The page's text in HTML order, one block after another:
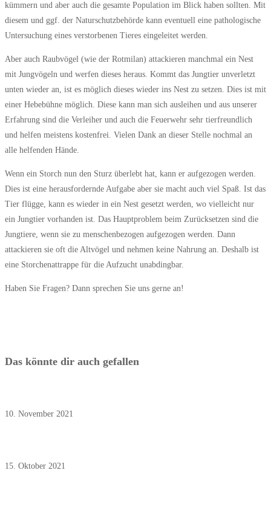
kümmern und aber auch die gesamte Population im Blick haben sollten. Mit
diesem und ggf. der Naturschutzbehörde kann eventuell eine pathologische
Untersuchung eines verstorbenen Tieres eingeleitet werden.
Aber auch Raubvögel (wie der Rotmilan) attackieren manchmal ein Nest
mit Jungvögeln und werfen dieses heraus. Kommt das Jungtier unverletzt
unten wieder an, ist es möglich dieses wieder ins Nest zu setzen. Dies ist mit
einer Hebebühne möglich. Diese kann man sich ausleihen und aus unserer
Erfahrung sind die Verleiher und auch die Feuerwehr sehr tierfreundlich
und helfen meistens kostenfrei. Vielen Dank an dieser Stelle nochmal an
alle helfenden Hände.
Wenn ein Storch nun den Sturz überlebt hat, kann er aufgezogen werden.
Dies ist eine herausfordernde Aufgabe aber sie macht auch viel Spaß. Ist das
Tier flügge, kann es wieder in ein Nest gesetzt werden, wo vielleicht nur
ein Jungtier vorhanden ist. Das Hauptproblem beim Zurücksetzen sind die
Jungtiere, wenn sie zu menschenbezogen aufgezogen werden. Dann
attackieren sie oft die Altvögel und nehmen keine Nahrung an. Deshalb ist
eine Storchenattrappe für die Aufzucht unabdingbar.
Haben Sie Fragen? Dann sprechen Sie uns gerne an!
Das könnte dir auch gefallen
10. November 2021
15. Oktober 2021